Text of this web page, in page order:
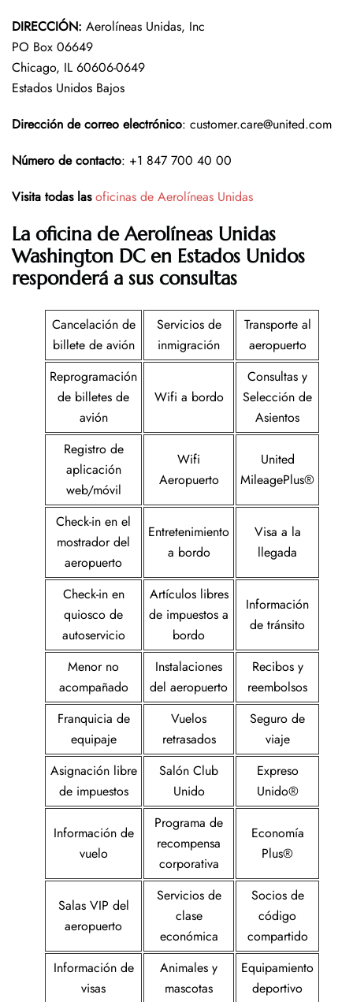
DIRECCIÓN: Aerolíneas Unidas, Inc
PO Box 06649
Chicago, IL 60606-0649
Estados Unidos Bajos
Dirección de correo electrónico: customer.care@united.com
Número de contacto: +1 847 700 40 00
Visita todas las oficinas de Aerolíneas Unidas
La oficina de Aerolíneas Unidas
Washington DC en Estados Unidos
responderá a sus consultas
Cancelación de
billete de avión
Servicios de
inmigración
Transporte al
aeropuerto
Reprogramación
de billetes de
avión
Wifi a bordo
Consultas y
Selección de
Asientos
Registro de
aplicación
web/móvil
Wifi
Aeropuerto
United
MileagePlus®
Check-in en el
mostrador del
aeropuerto
Entretenimiento
a bordo
Visa a la
llegada
Check-in en
quiosco de
autoservicio
Artículos libres
de impuestos a
bordo
Información
de tránsito
Menor no
acompañado
Instalaciones
del aeropuerto
Recibos y
reembolsos
Franquicia de
equipaje
Vuelos
retrasados
Seguro de
viaje
Asignación libre
de impuestos
Salón Club
Unido
Expreso
Unido®
Información de
vuelo
Programa de
recompensa
corporativa
Economía
Plus®
Salas VIP del
aeropuerto
Servicios de
clase
económica
Socios de
código
compartido
Información de
visas
Animales y
mascotas
Equipamiento
deportivo